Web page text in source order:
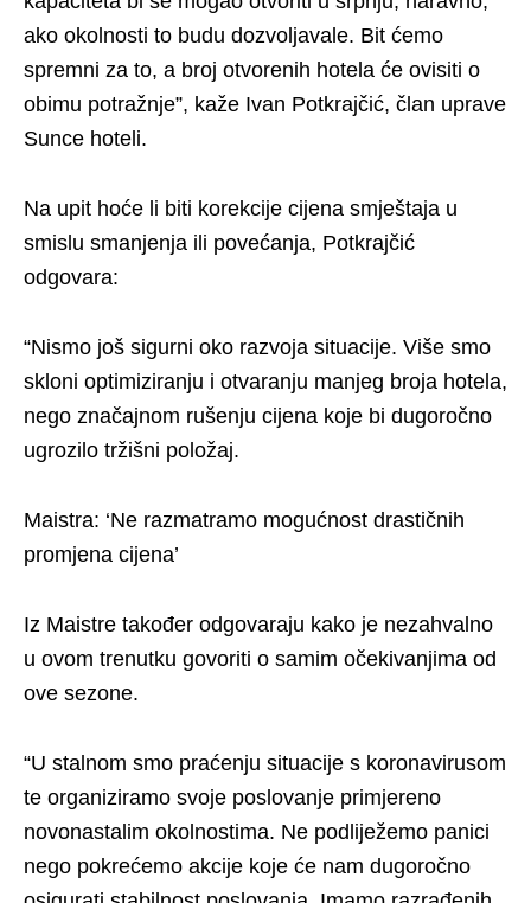
ako okolnosti to budu dozvoljavale. Bit ćemo
spremni za to, a broj otvorenih hotela će ovisiti o
obimu potražnje”, kaže Ivan Potkrajčić, član uprave
Sunce hoteli.
Na upit hoće li biti korekcije cijena smještaja u
smislu smanjenja ili povećanja, Potkrajčić
odgovara:
“Nismo još sigurni oko razvoja situacije. Više smo
skloni optimiziranju i otvaranju manjeg broja hotela,
nego značajnom rušenju cijena koje bi dugoročno
ugrozilo tržišni položaj.
Maistra: ‘Ne razmatramo mogućnost drastičnih
promjena cijena’
Iz Maistre također odgovaraju kako je nezahvalno
u ovom trenutku govoriti o samim očekivanjima od
ove sezone.
“U stalnom smo praćenju situacije s koronavirusom
te organiziramo svoje poslovanje primjereno
novonastalim okolnostima. Ne podliježemo panici
nego pokrećemo akcije koje će nam dugoročno